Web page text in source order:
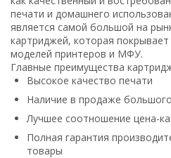
печати и домашнего
является самой большой на
картриджей, которая
моделей принтеров и МФУ.
Главные преимущества
Высокое качество печати
Наличие в продаже
Лучшее соотношение цена-
Полная гарантия
товары